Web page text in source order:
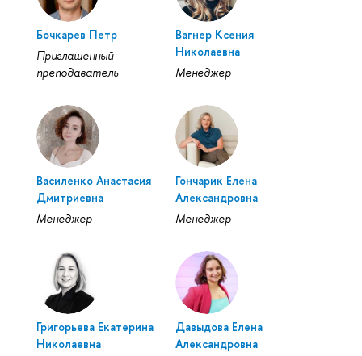
Бочкарев Петр
Приглашенный
преподаватель
Вагнер Ксения
Николаевна
Менеджер
Василенко Анастасия
Дмитриевна
Менеджер
Гончарик Елена
Александровна
Менеджер
Григорьева Екатерина
Николаевна
Давыдова Елена
Александровна